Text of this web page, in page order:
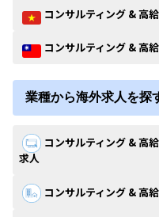
コンサルティング & 高
コンサルティング & 高
業種から海外求人を探
コンサルティング & 高
求人
コンサルティング & 高